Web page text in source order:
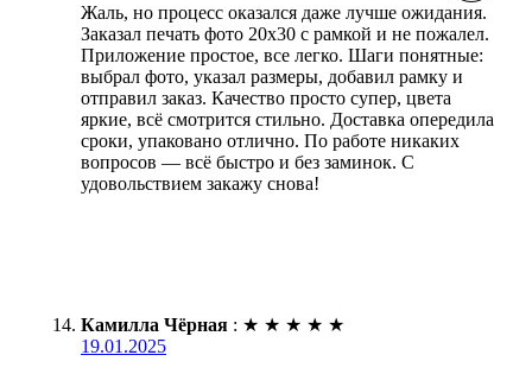
Жаль, но процесс оказался даже лучше ожидания.
Заказал печать фото 20х30 с рамкой и не пожалел.
Приложение простое, все легко. Шаги понятные:
выбрал фото, указал размеры, добавил рамку и
отправил заказ. Качество просто супер, цвета
яркие, всё смотрится стильно. Доставка опередила
сроки, упаковано отлично. По работе никаких
вопросов — всё быстро и без заминок. С
удовольствием закажу снова!
Камилла Чёрная : ★ ★ ★ ★ ★
19.01.2025